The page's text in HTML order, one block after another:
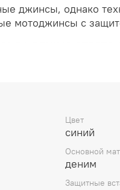
джинсы, однако
мотоджинсы с
290 000 циклов
коленей, бёдра
высокая посадка
кармана
если их
Цвет
синий
Основной
деним
Защитные